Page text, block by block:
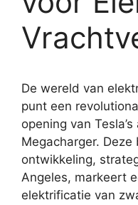
De wereld van
punt een
opening van
Megacharger.
ontwikkeling,
Angeles, markeert
elektrificatie van